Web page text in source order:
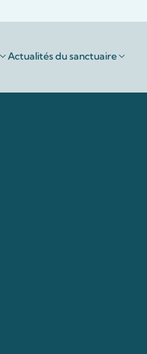
Actualités du sanctuaire